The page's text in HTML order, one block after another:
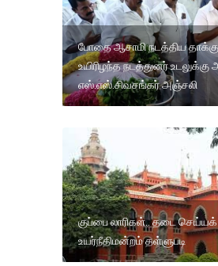
போதை ஆசாமி நடத்திய
உயிரிழந்த நடத்துனர்
எஸ்.எஸ்.சிவசங்கர் அஞ்சலி
குப்பை லாரிகள்.. தடை செய்யக்
உயர்நீதிமன்றம் தள்ளுபடி